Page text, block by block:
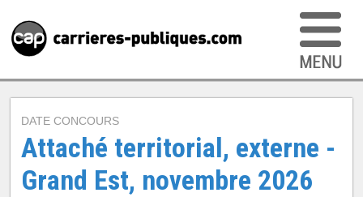
DATE CONCOURS
Attaché territorial, externe -
Grand Est, novembre 2026